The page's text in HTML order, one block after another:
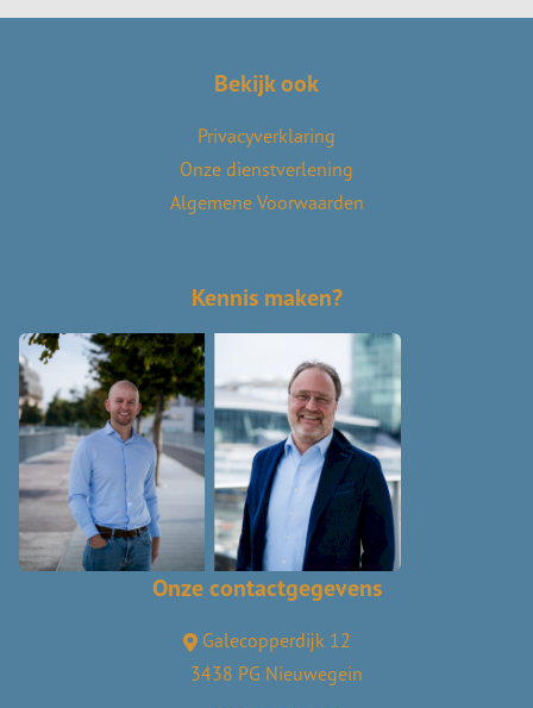
Bekijk ook
Privacyverklaring
Onze dienstverlening
Algemene Voorwaarden
Kennis maken?
Onze contactgegevens
Galecopperdijk 12
3438 PG Nieuwegein